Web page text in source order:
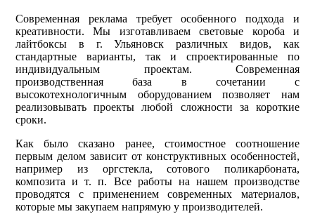
Современная реклама требует особенного подхода и
креативности. Мы изготавливаем световые короба и
лайтбоксы в г. Ульяновск различных видов, как
стандартные варианты, так и спроектированные по
индивидуальным проектам. Современная
производственная база в сочетании с
высокотехнологичным оборудованием позволяет нам
реализовывать проекты любой сложности за короткие
сроки.
Как было сказано ранее, стоимостное соотношение
первым делом зависит от конструктивных особенностей,
например из оргстекла, сотового поликарбоната,
композита и т. п. Все работы на нашем производстве
проводятся с применением современных материалов,
которые мы закупаем напрямую у производителей.